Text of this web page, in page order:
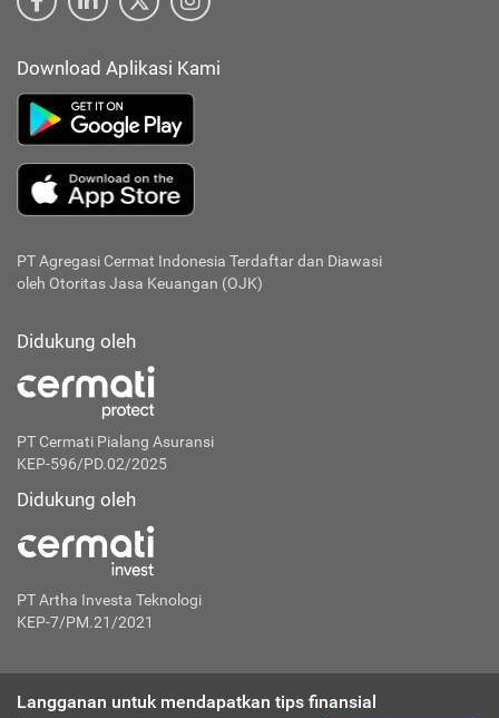
Download Aplikasi Kami
PT Agregasi Cermat Indonesia Terdaftar dan Diawasi
oleh Otoritas Jasa Keuangan (OJK)
Didukung oleh
PT Cermati Pialang Asuransi
KEP-596/PD.02/2025
Didukung oleh
PT Artha Investa Teknologi
KEP-7/PM.21/2021
Langganan untuk mendapatkan tips finansial